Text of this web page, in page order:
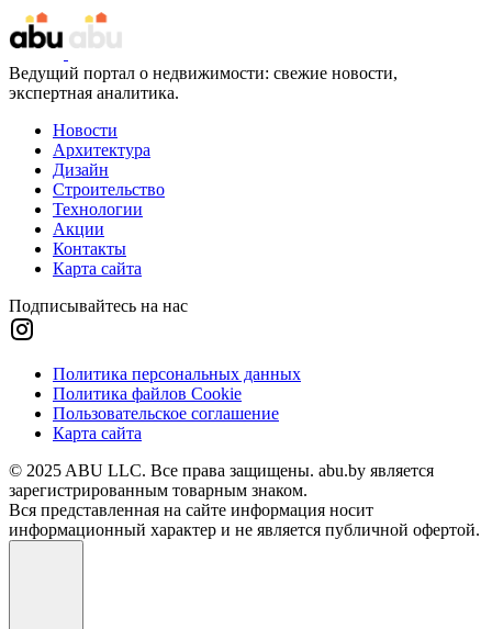
Ведущий портал о недвижимости: свежие новости,
экспертная аналитика.
Новости
Архитектура
Дизайн
Строительство
Технологии
Акции
Контакты
Карта сайта
Подписывайтесь на нас
Политика персональных данных
Политика файлов Cookie
Пользовательское соглашение
Карта сайта
© 2025 ABU LLC. Все права защищены. abu.by является
зарегистрированным товарным знаком.
Вся представленная на сайте информация носит
информационный характер и не является публичной офертой.